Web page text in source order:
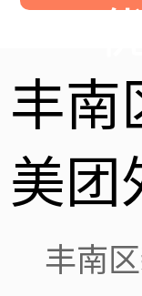
丰南
美团
丰南